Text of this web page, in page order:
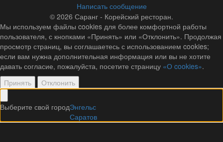
Написать сообщение
© 2026 Саранг - Корейский ресторан.
Мы используем файлы cookies для более комфортной работы
пользователя, с кнопками «Принять» или «Отклонить». Продолжая
просмотр страниц, вы соглашаетесь с использованием cookies;
если вам нужна дополнительная информация или вы не хотите
давать согласие, пожалуйста, посетите страницу «О cookies».
Принять
Отклонить
Выберите свой городЭнгельс
Саратов